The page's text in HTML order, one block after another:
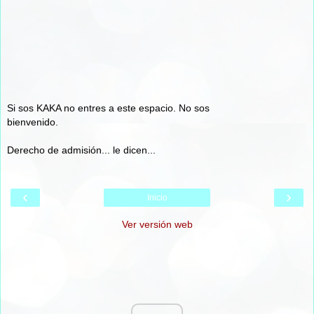
Si sos KAKA no entres a este espacio. No sos
bienvenido.
Derecho de admisión... le dicen...
‹ ›
Inicio
Ver versión web